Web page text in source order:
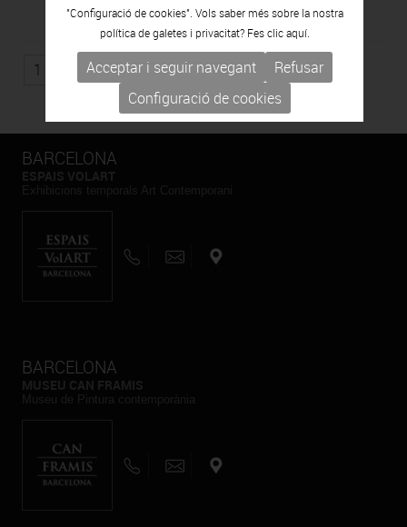
1
BARCELONA
BARCELONA
"Configuració de cookies". Vols saber més sobre la nostra
política de galetes i privacitat? Fes clicaquí.
Acceptar i seguir navegant
Refusar
Configuració de cookies